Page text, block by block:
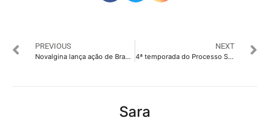
PREVIOUS
Novalgina lança ação de Branded Content
NEXT
4ª temporada do Processo Seletivo Portland está com as inscrições abertas
Sara